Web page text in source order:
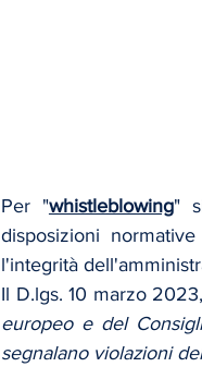
Per "whistleblowing"
disposizioni
l'integrità
Il D.lgs. 10 marzo
europeo e del
segnalano violazioni